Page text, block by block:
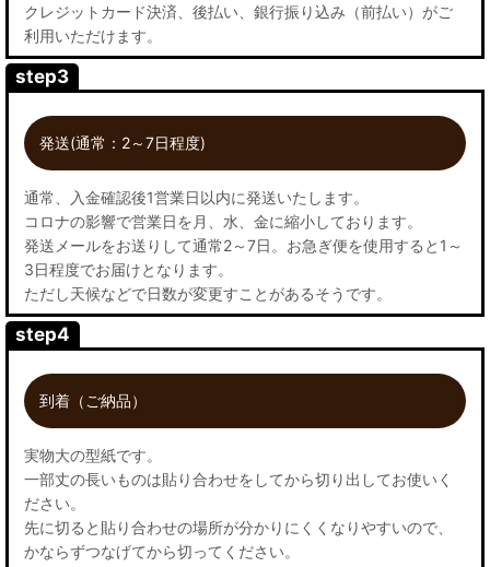
クレジットカード決済、後払い、銀行振り込み（前払い）がご
利用いただけます。
step3
発送(通常：2～7日程度)
通常、入金確認後1営業日以内に発送いたします。
コロナの影響で営業日を月、水、金に縮小しております。
発送メールをお送りして通常2～7日。お急ぎ便を使用すると1～
3日程度でお届けとなります。
ただし天候などで日数が変更すことがあるそうです。
step4
到着（ご納品）
実物大の型紙です。
一部丈の長いものは貼り合わせをしてから切り出してお使いく
ださい。
先に切ると貼り合わせの場所が分かりにくくなりやすいので、
かならずつなげてから切ってください。